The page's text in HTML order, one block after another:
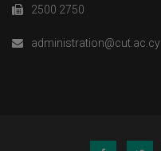
2500 2750
administration@cut.ac.cy